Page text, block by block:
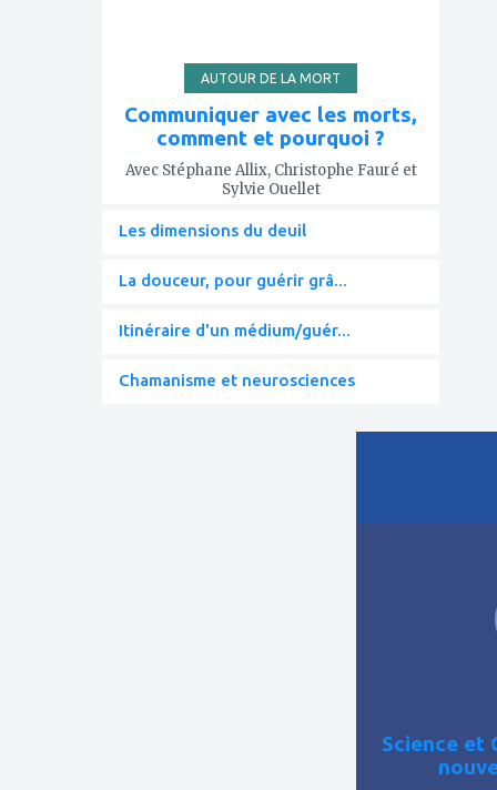
AUTOUR DE LA MORT
Communiquer avec les morts,
comment et pourquoi ?
Avec Stéphane Allix, Christophe Fauré et
Sylvie Ouellet
Les dimensions du deuil
La douceur, pour guérir grâ...
Itinéraire d'un médium/guér...
Chamanisme et neurosciences
Science et